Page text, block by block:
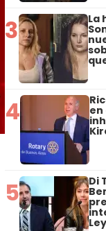
3 La
4 en
5 Di